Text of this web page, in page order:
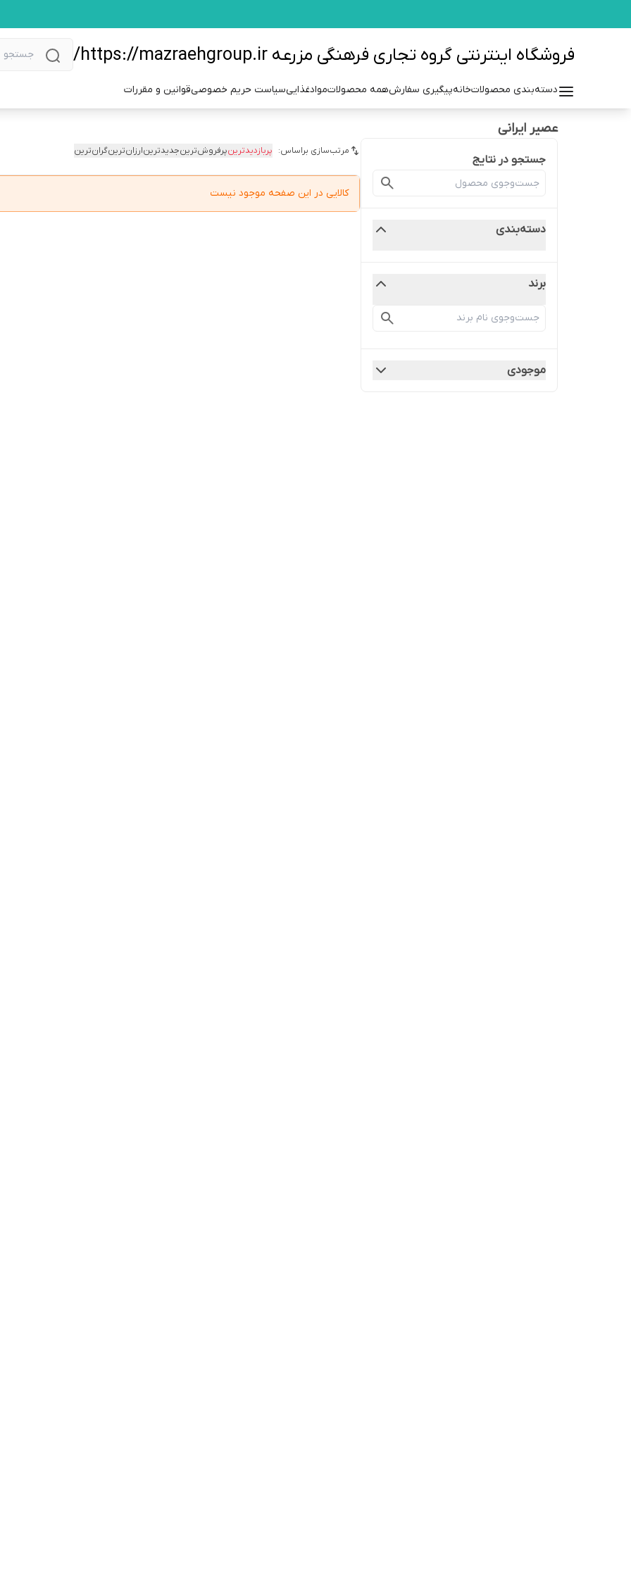
فروشگاه اینترنتی گروه تجاری فرهنگی مزرعه https://mazraehgroup.ir/
دسته‌بندی محصولاتخانهپیگیری سفارشهمه محصولاتموادغذاییسیاست حریم خصوصیقوانین و مقررات
عصیر ایرانی
جستجو در نتایج
دسته‌بندی
برند
موجودی
مرتب‌سازی براساس: پربازدیدترینپرفروش‌ترینجدیدترینارزان‌ترینگران‌ترین
کالایی در این صفحه موجود نیست